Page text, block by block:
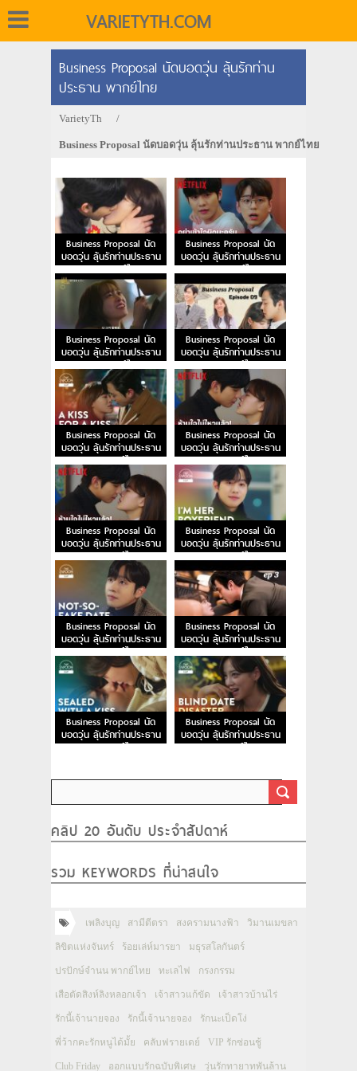
VARIETYTH.COM
Business Proposal นัดบอดวุ่น ลุ้นรักท่าน
ประธาน พากย์ไทย
VarietyTh /
Business Proposal นัดบอดวุ่น ลุ้นรักท่านประธาน พากย์ไทย
Business Proposal นัด
บอดวุ่น ลุ้นรักท่านประธาน
EP.12 พากย์ไทย
Business Proposal นัด
บอดวุ่น ลุ้นรักท่านประธาน
EP.11 พากย์ไทย
Business Proposal นัด
บอดวุ่น ลุ้นรักท่านประธาน
EP.10 พากย์ไทย
Business Proposal นัด
บอดวุ่น ลุ้นรักท่านประธาน
EP.9 พากย์ไทย
Business Proposal นัด
บอดวุ่น ลุ้นรักท่านประธาน
EP.8 พากย์ไทย
Business Proposal นัด
บอดวุ่น ลุ้นรักท่านประธาน
EP.7 พากย์ไทย
Business Proposal นัด
บอดวุ่น ลุ้นรักท่านประธาน
EP.6 พากย์ไทย
Business Proposal นัด
บอดวุ่น ลุ้นรักท่านประธาน
EP.5 พากย์ไทย
Business Proposal นัด
บอดวุ่น ลุ้นรักท่านประธาน
EP.4 พากย์ไทย
Business Proposal นัด
บอดวุ่น ลุ้นรักท่านประธาน
EP.3 พากย์ไทย
Business Proposal นัด
บอดวุ่น ลุ้นรักท่านประธาน
EP.2 พากย์ไทย
Business Proposal นัด
บอดวุ่น ลุ้นรักท่านประธาน
EP.1 พากย์ไทย
คลิป 20 อันดับ ประจำสัปดาห์
รวม KEYWORDS ที่น่าสนใจ
เพลิงบุญ สามีตีตรา สงครามนางฟ้า วิมานเมขลา
ลิขิตแห่งจันทร์ ร้อยเล่ห์มารยา มธุรสโลกันตร์
ปรปักษ์จำนน พากย์ไทย ทะเลไฟ กรงกรรม
เสือตัดสิงห์ลิงหลอกเจ้า เจ้าสาวแก้ขัด เจ้าสาวบ้านไร่
รักนี้เจ้านายจอง รักนี้เจ้านายจอง รักนะเป็ดโง่
พี่ว้ากคะรักหนูได้มั้ย คลับฟรายเดย์ VIP รักซ่อนชู้
Club Friday ออกแบบรักฉบับพิเศษ วุ่นรักทายาทพันล้าน